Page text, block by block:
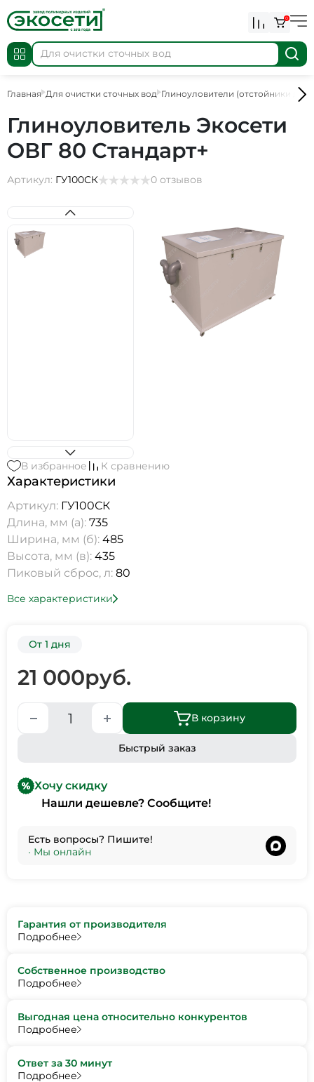
0
Главная Для очистки сточных вод Глиноуловители (отстойники для
Глиноуловитель Экосети
ОВГ 80 Стандарт+
Артикул: ГУ100СК 0 отзывов
В избранное К сравнению
Характеристики
Артикул: ГУ100СК
Длина, мм (а): 735
Ширина, мм (б): 485
Высота, мм (в): 435
Пиковый сброс, л: 80
Все характеристики
От 1 дня
21 000руб.
В корзину
Быстрый заказ
Хочу скидку
Нашли дешевле? Сообщите!
Есть вопросы? Пишите!
• Мы онлайн
Гарантия от производителя
Подробнее
Собственное производство
Подробнее
Выгодная цена относительно конкурентов
Подробнее
Ответ за 30 минут
Подробнее